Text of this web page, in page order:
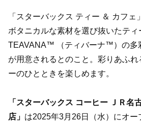
「スターバックス ティー ＆ カフェ
ボタニカルな素材を選び抜いたティ
TEAVANA™ （ティバーナ™）の多
が用意されるとのこと。彩りあふれ
ーのひとときを楽しめます。
「スターバックス コーヒー ＪＲ名
店」 は2025年3月26日（水）にオー